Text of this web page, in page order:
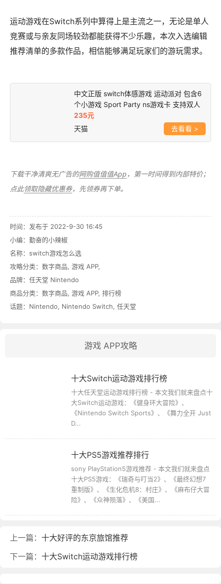
运动游戏在Switch系列中算得上是主流之一，无论是单人
竞赛或与亲友同场较劲都能获得不少乐趣，本次入选编辑
推荐清单的多款作品，相信能够满足玩家们的游玩需求。
中文正版 switch体感游戏 运动派对 包含6
个小游戏 Sport Party ns游戏卡 支持双人
235元
天猫
>
下载干净清爽无广告的网购值值值App ，第一时间得到内部特价；
点此领取隐藏优惠券，先领券再下单。
时间：发布于 2022-9-30 16:45
小编：勤奋的小辣椒
名称： switch游戏怎么选
攻略分类： 数字商品, 游戏 APP,
品牌： 任天堂 Nintendo
商品分类： 数字商品, 游戏 APP, 排行榜
话题： Nintendo, Nintendo Switch, 任天堂
游戏 APP攻略
十大Switch运动游戏排行榜
十大任天堂运动游戏排行榜 - 本文我们就来盘点十
大Switch运动游戏：《健身环大冒险》、
《Nintendo Switch Sports》、《舞力全开 Just
D...
十大PS5游戏推荐排行
sony PlayStation5游戏推荐 - 本文我们就来盘点
十大PS5游戏：《瑞奇与叮当2》、《最终幻想7
重制版》、《生化危机8：村庄》、《麻布仔大冒
险》、《众神殒落》、《美国...
上一篇： 十大好评的东京旅馆推荐
下一篇： 十大Switch运动游戏排行榜